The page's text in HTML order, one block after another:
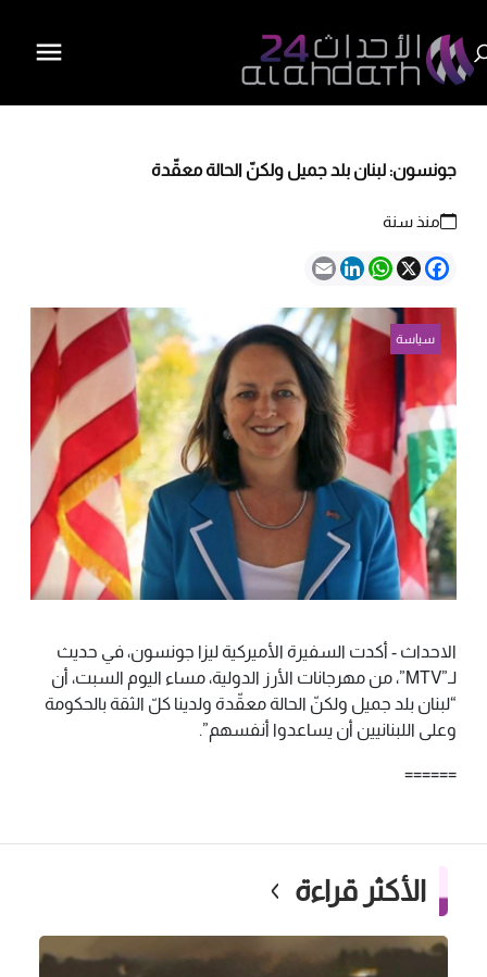
جونسون: لبنان بلد جميل ولكنّ الحالة معقّدة
منذ سنة
Facebook
X
WhatsApp
LinkedIn
Email
سياسة
الاحداث - أكدت السفيرة الأميركية ليزا جونسون، في حديث
لـ”MTV”، من مهرجانات الأرز الدولية، مساء اليوم السبت، أن
“لبنان بلد جميل ولكنّ الحالة معقّدة ولدينا كلّ الثقة بالحكومة
وعلى اللبنانيين أن يساعدوا أنفسهم”.
======
الأكثر قراءة